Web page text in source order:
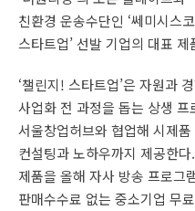
친환경 운송수단인 ‘쎄미시스
스타트업’ 선발 기업의 대표 제
‘챌린지! 스타트업’은 자원과
사업화 전 과정을 돕는 상생
서울창업허브와 협업해 시제
컨설팅과 노하우까지 제공한
제품을 올해 자사 방송 프로그
판매수수료 없는 중소기업 무